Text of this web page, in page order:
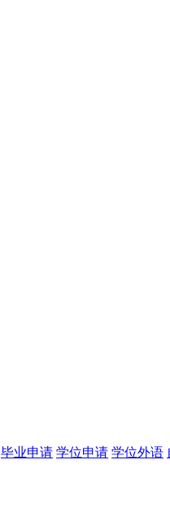
毕业申请 学位申请 学位外语